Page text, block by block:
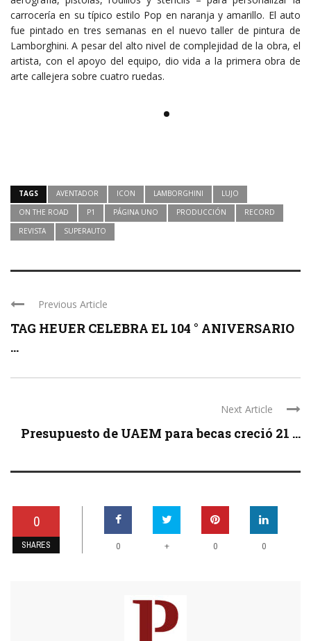
carrocería en su típico estilo Pop en naranja y amarillo. El auto
fue pintado en tres semanas en el nuevo taller de pintura de
Lamborghini. A pesar del alto nivel de complejidad de la obra, el
artista, con el apoyo del equipo, dio vida a la primera obra de
arte callejera sobre cuatro ruedas.
TAGS AVENTADOR ICON LAMBORGHINI
LUJO
ON THE ROAD
P1 PÁGINA UNO PRODUCCIÓN
RECORD
REVISTA
SUPERAUTO
Previous Article
TAG HEUER CELEBRA EL 104 ° ANIVERSARIO
...
Next Article
Presupuesto de UAEM para becas creció 21 ...
0
SHARES 0 + 0 0